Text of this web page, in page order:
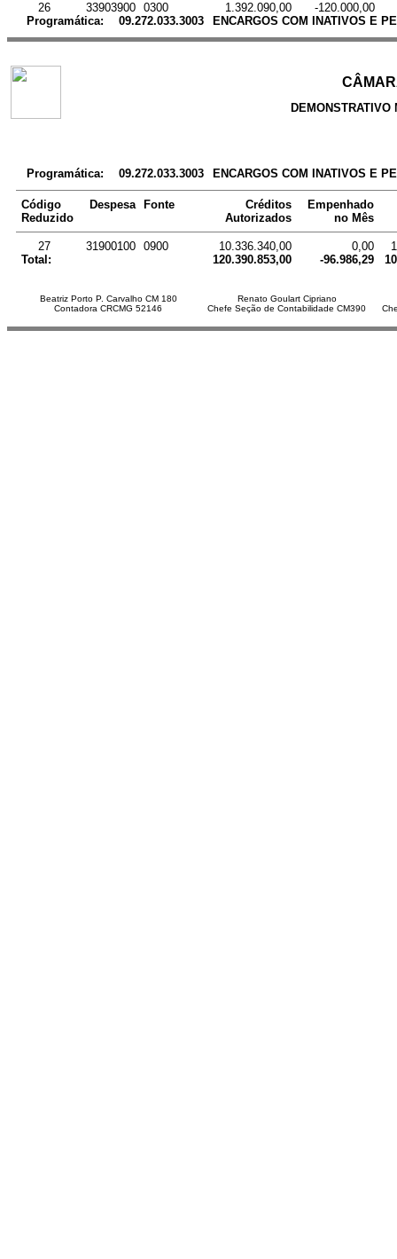
26 33903900 0300 1.392.090,00
-120.000,00
Programática:
09.272.033.3003 ENCARGOS COM INATIVOS E
Programática: 09.272.033.3003 ENCARGOS COM INATIVOS E
Código
Reduzido
Despesa Fonte
Créditos
Autorizados
Empenhado
no Mês
27 31900100 0900 10.336.340,00 0,00
Total:
120.390.853,00 -96.986,29
Beatriz Porto P. Carvalho CM 180
Renato Goulart Cipriano
Contadora CRCMG 52146
Chefe Seção de Contabilidade CM390